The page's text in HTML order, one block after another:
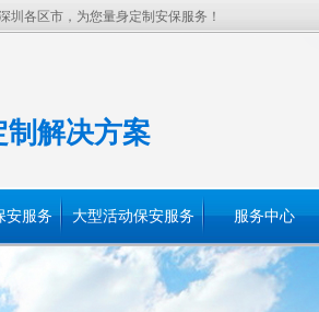
圳各区市，为您量身定制安保服务！
制解决方案
安服务 大型活动保安服务 服务中心